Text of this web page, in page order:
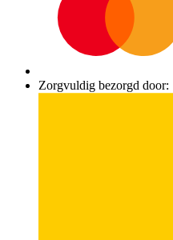
Zorgvuldig bezorgd door: